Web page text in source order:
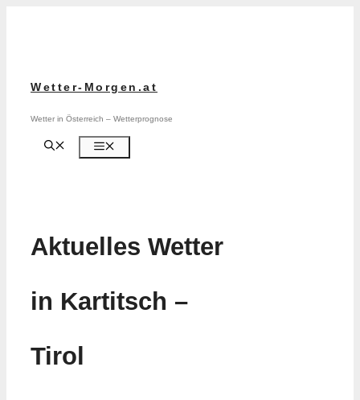
Wetter-Morgen.at
Wetter in Österreich – Wetterprognose
Aktuelles Wetter
in Kartitsch –
Tirol